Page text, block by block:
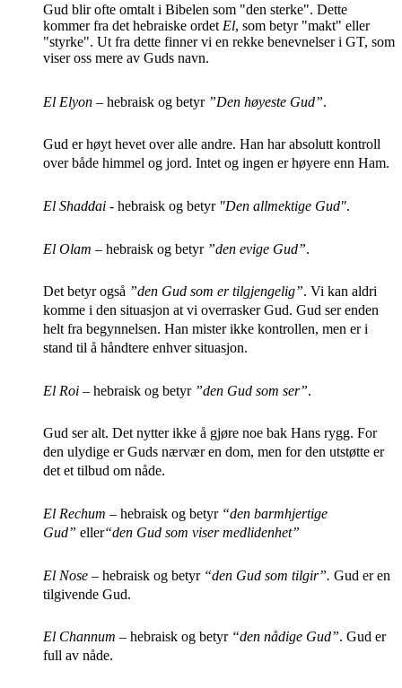
Gud blir ofte omtalt i Bibelen som "den sterke". Dette
kommer fra det hebraiske ordet El, som betyr "makt" eller
"styrke". Ut fra dette finner vi en rekke benevnelser i GT, som
viser oss mere av Guds navn.
El Elyon – hebraisk og betyr ”Den høyeste Gud”.
Gud er høyt hevet over alle andre. Han har absolutt kontroll
over både himmel og jord. Intet og ingen er høyere enn Ham.
El Shaddai - hebraisk og betyr "Den allmektige Gud".
El Olam – hebraisk og betyr ”den evige Gud”.
Det betyr også ”den Gud som er tilgjengelig”. Vi kan aldri
komme i den situasjon at vi overrasker Gud. Gud ser enden
helt fra begynnelsen. Han mister ikke kontrollen, men er i
stand til å håndtere enhver situasjon.
El Roi – hebraisk og betyr ”den Gud som ser”.
Gud ser alt. Det nytter ikke å gjøre noe bak Hans rygg. For
den ulydige er Guds nærvær en dom, men for den utstøtte er
det et tilbud om nåde.
El Rechum – hebraisk og betyr “den barmhjertige
Gud” eller“den Gud som viser medlidenhet”
El Nose – hebraisk og betyr “den Gud som tilgir”. Gud er en
tilgivende Gud.
El Channum – hebraisk og betyr “den nådige Gud”. Gud er
full av nåde.